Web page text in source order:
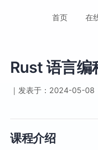
首页 在
Rust 语言编
发表于：2024-05-08
课程介绍